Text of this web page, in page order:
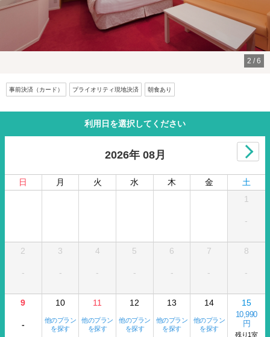
2 /6
事前決済（カード） プライオリティ現地決済 朝食あり
利用日を選択してください
2026年 08月
日 月 火 水 木 金
土
1
-
2
-
3
-
4
-
5
-
6
-
7
-
8
-
9
-
10
他のプラン
を探す
11
他のプラン
を探す
12
他のプラン
を探す
13
他のプラン
を探す
14
他のプラン
を探す
15
10,990
円
残り1室